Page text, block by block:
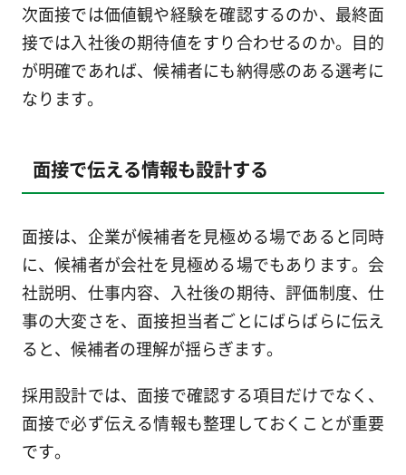
次面接では価値観や経験を確認するのか、最終面
接では入社後の期待値をすり合わせるのか。目的
が明確であれば、候補者にも納得感のある選考に
なります。
面接で伝える情報も設計する
面接は、企業が候補者を見極める場であると同時
に、候補者が会社を見極める場でもあります。会
社説明、仕事内容、入社後の期待、評価制度、仕
事の大変さを、面接担当者ごとにばらばらに伝え
ると、候補者の理解が揺らぎます。
採用設計では、面接で確認する項目だけでなく、
面接で必ず伝える情報も整理しておくことが重要
です。